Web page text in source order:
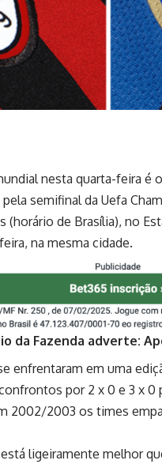
nesta quarta-feira é
semifinal da Uefa
(horário de Brasília), no
na mesma cidade.
da Fazenda adverte:
enfrentaram em uma
por 2 x 0 e 3 x 0
2002/2003 os times
ligeiramente melhor